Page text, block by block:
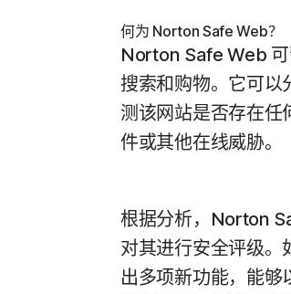
何为 Norton Safe Web？
Norton Safe Web 可
搜索和购物。它可以
测该网站是否存在任
件或其他在线威胁。
根据分析，Norton
对其进行安全评级
出多项新功能，能够